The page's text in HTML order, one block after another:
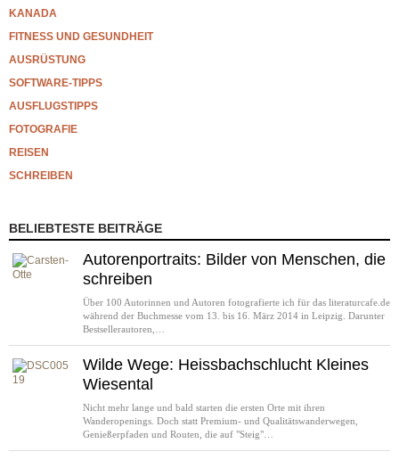
KANADA
FITNESS UND GESUNDHEIT
AUSRÜSTUNG
SOFTWARE-TIPPS
AUSFLUGSTIPPS
FOTOGRAFIE
REISEN
SCHREIBEN
BELIEBTESTE BEITRÄGE
Autorenportraits: Bilder von Menschen, die
schreiben
Über 100 Autorinnen und Autoren fotografierte ich für das literaturcafe.de
während der Buchmesse vom 13. bis 16. März 2014 in Leipzig. Darunter
Bestsellerautoren,…
Wilde Wege: Heissbachschlucht Kleines
Wiesental
Nicht mehr lange und bald starten die ersten Orte mit ihren
Wanderopenings. Doch statt Premium- und Qualitätswanderwegen,
Genießerpfaden und Routen, die auf "Steig"…